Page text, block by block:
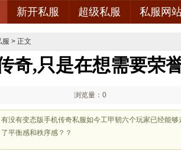
新开私服 超级私服 私服网
服 > 正文
奇,只是在想需要荣
浏览量：0
有没有变态版手机传奇私服如今工甲韧六个玩家已经能
了平衡感和秩序感？？